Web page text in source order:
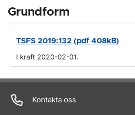
Grundform
TSFS 2019:132 (pdf 408kB)
I kraft 2020-02-01.
Om sidan
Kontakta oss